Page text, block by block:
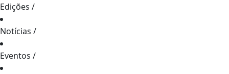
Edições /
Notícias /
Eventos /